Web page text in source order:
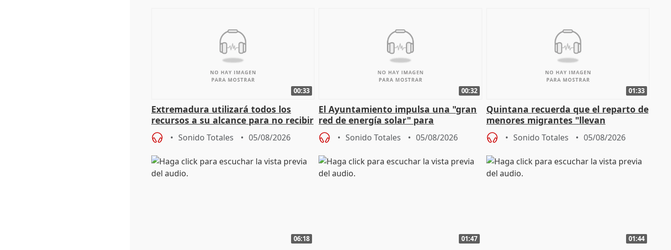
00:33
Extremadura utilizará todos los
recursos a su alcance para no recibir
más menores migrantes
Sonido Totales 05/08/2026
00:32
El Ayuntamiento impulsa una "gran
red de energía solar" para
autoconsumo
Sonido Totales 05/08/2026
01:33
Quintana recuerda que el reparto de
menores migrantes "llevan
aportación del Gobierno" central
Sonido Totales 05/08/2026
06:18 01:47 01:44